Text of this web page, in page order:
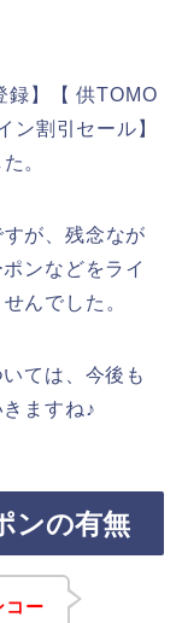
録】【 供TOMO
ン割引セール】
。
が、残念なが
ンなどをライ
んでした。
ては、今後も
ますね♪
ンの有無
コー